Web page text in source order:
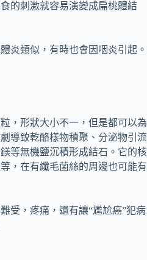
的刺激就容易演變成扁桃體結
炎類似，有時也會因咽炎引起。
，形狀大小不一，但是都可以為
導致乾酪樣物積聚、分泌物引流
等無機鹽沉積形成結石。它的核
，在有纖毛菌絲的周邊也可能有
受，疼痛，還有讓“尷尬癌”犯病